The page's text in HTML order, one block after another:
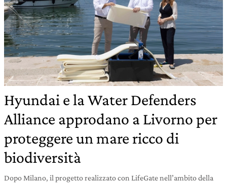
Hyundai e la Water Defenders
Alliance approdano a Livorno per
proteggere un mare ricco di
biodiversità
Dopo Milano, il progetto realizzato con LifeGate nell’ambito della